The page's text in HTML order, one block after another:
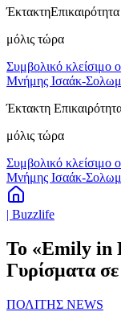
ΈκτακτηΕπικαιρότητα
μόλις τώρα
Συμβολικό κλείσιμο
Μνήμης Ισαάκ-
Έκτακτη
μόλις τώρα
Συμβολικό κλείσιμο
Μνήμης Ισαάκ-
| Buzzlife
Το «Emily in
Γυρίσματα
ΠΟΛΙΤΗΣ NEWS